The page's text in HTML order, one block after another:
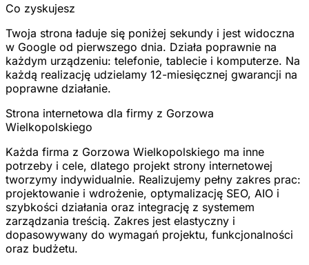
Co zyskujesz
Twoja strona ładuje się poniżej sekundy i jest widoczna
w Google od pierwszego dnia. Działa poprawnie na
każdym urządzeniu: telefonie, tablecie i komputerze. Na
każdą realizację udzielamy 12-miesięcznej gwarancji na
poprawne działanie.
Strona internetowa dla firmy z Gorzowa
Wielkopolskiego
Każda firma z Gorzowa Wielkopolskiego ma inne
potrzeby i cele, dlatego projekt strony internetowej
tworzymy indywidualnie. Realizujemy pełny zakres prac:
projektowanie i wdrożenie, optymalizację SEO, AIO i
szybkości działania oraz integrację z systemem
zarządzania treścią. Zakres jest elastyczny i
dopasowywany do wymagań projektu, funkcjonalności
oraz budżetu.